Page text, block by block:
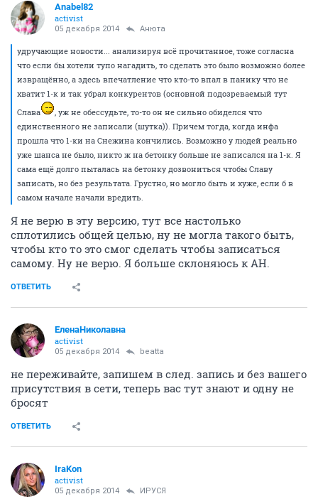
Anabel82
activist
05 декабря 2014 Aнюта
удручающие новости... анализируя всё прочитанное, тоже согласна
что если бы хотели тупо нагадить, то сделать это было возможно более
извращённо, а здесь впечатление что кто-то впал в панику что не
хватит 1-к и так убрал конкурентов (основной подозреваемый тут
Слава
, уж не обессудьте, то-то он не сильно обиделся что
единственного не записали (шутка)). Причем тогда, когда инфа
прошла что 1-ки на Снежина кончились. Возможно у людей реально
уже шанса не было, никто ж на бетонку больше не записался на 1-к. Я
сама ещё долго пыталась на бетонку дозвониться чтобы Славу
записать, но без результата. Грустно, но могло быть и хуже, если б в
самом начале начали вредить.
Я не верю в эту версию, тут все настолько
сплотились общей целью, ну не могла такого быть,
чтобы кто то это смог сделать чтобы записаться
самому. Ну не верю. Я больше склоняюсь к АН.
ОТВЕТИТЬ
ЕленаНиколавна
activist
05 декабря 2014 beatta
не переживайте, запишем в след. запись и без вашего
присутствия в сети, теперь вас тут знают и одну не
бросят
ОТВЕТИТЬ
IraKon
activist
05 декабря 2014 ИРУСЯ